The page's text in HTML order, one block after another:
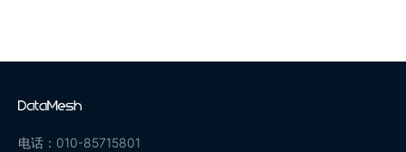
电话：010-85715801